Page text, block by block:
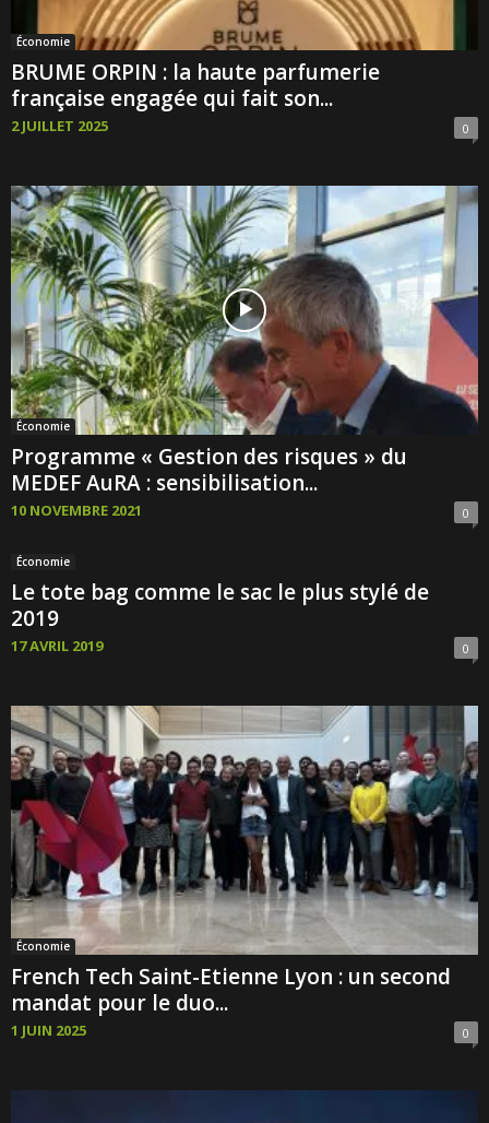
Économie
BRUME ORPIN : la haute parfumerie
française engagée qui fait son...
2 JUILLET 2025 0
Économie
Programme « Gestion des risques » du
MEDEF AuRA : sensibilisation...
10 NOVEMBRE 2021 0
Économie
Le tote bag comme le sac le plus stylé de
2019
17 AVRIL 2019 0
Économie
French Tech Saint-Etienne Lyon : un second
mandat pour le duo...
1 JUIN 2025 0